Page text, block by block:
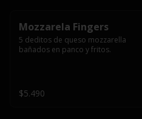
Mozzarela Fingers
5 deditos de queso mozzarella
bañados en panco y fritos.
$5.490